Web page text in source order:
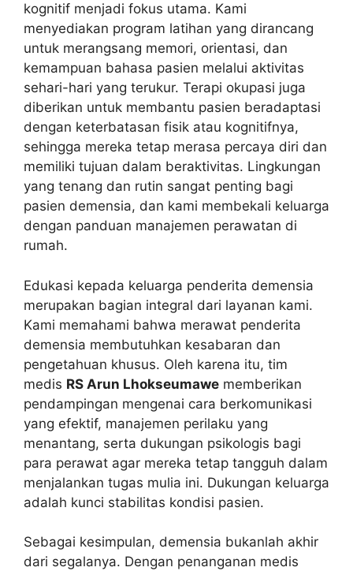
kognitif menjadi fokus utama. Kami
menyediakan program latihan yang dirancang
untuk merangsang memori, orientasi, dan
kemampuan bahasa pasien melalui aktivitas
sehari-hari yang terukur. Terapi okupasi juga
diberikan untuk membantu pasien beradaptasi
dengan keterbatasan fisik atau kognitifnya,
sehingga mereka tetap merasa percaya diri dan
memiliki tujuan dalam beraktivitas. Lingkungan
yang tenang dan rutin sangat penting bagi
pasien demensia, dan kami membekali keluarga
dengan panduan manajemen perawatan di
rumah.
Edukasi kepada keluarga penderita demensia
merupakan bagian integral dari layanan kami.
Kami memahami bahwa merawat penderita
demensia membutuhkan kesabaran dan
pengetahuan khusus. Oleh karena itu, tim
medis RS Arun Lhokseumawe memberikan
pendampingan mengenai cara berkomunikasi
yang efektif, manajemen perilaku yang
menantang, serta dukungan psikologis bagi
para perawat agar mereka tetap tangguh dalam
menjalankan tugas mulia ini. Dukungan keluarga
adalah kunci stabilitas kondisi pasien.
Sebagai kesimpulan, demensia bukanlah akhir
dari segalanya. Dengan penanganan medis